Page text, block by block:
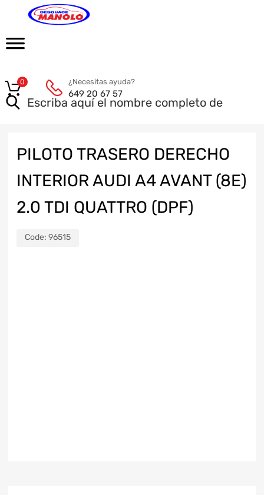
¿Necesitas ayuda?
649 20 67 57
0
PILOTO TRASERO DERECHO
INTERIOR AUDI A4 AVANT (8E)
2.0 TDI QUATTRO (DPF)
Code: 96515